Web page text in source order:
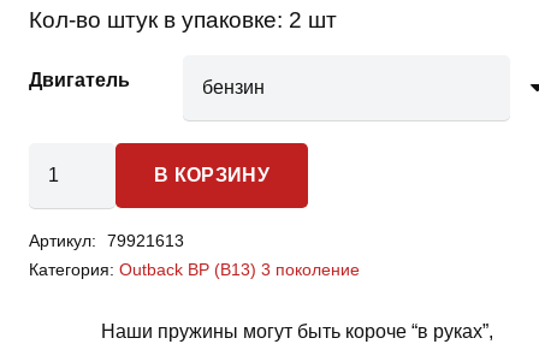
Кол-во штук в упаковке: 2 шт
Двигатель
товара
Outback
BP
В КОРЗИНУ
Артикул:
79921613
Категория: Outback BP (B13) 3 поколение
Наши пружины могут быть короче “в руках”,